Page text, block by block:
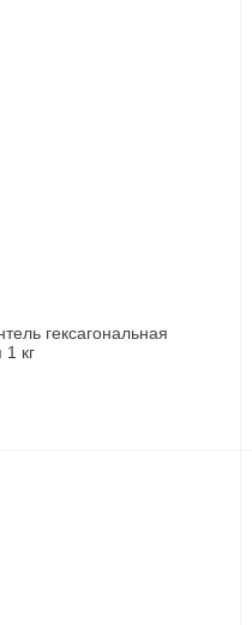
гексагональная
обрезиненная 1 кг